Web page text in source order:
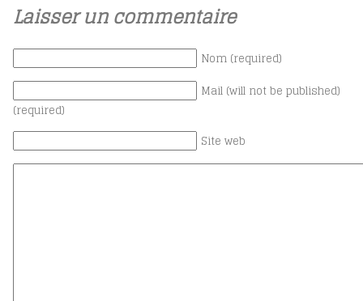
Laisser un commentaire
Nom (required)
Mail (will not be published)
(required)
Site web